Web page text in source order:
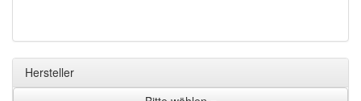
Hersteller